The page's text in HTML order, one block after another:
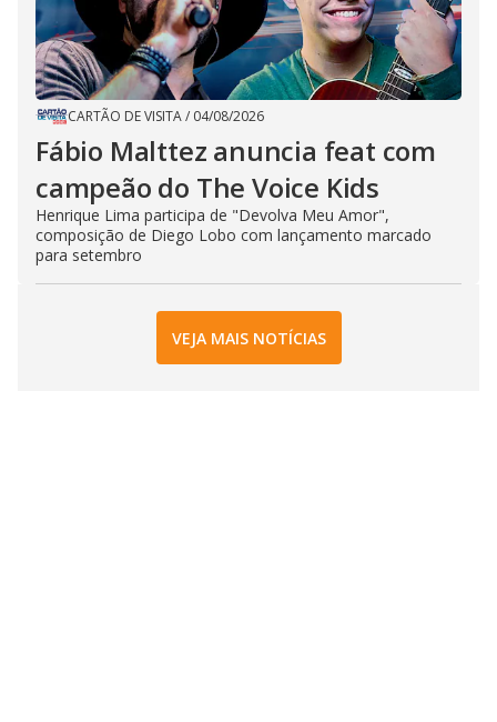
CARTÃO DE VISITA/ 04/08/2026
Fábio Malttez anuncia feat com
campeão do The Voice Kids
Henrique Lima participa de "Devolva Meu Amor",
composição de Diego Lobo com lançamento marcado
para setembro
VEJA MAIS NOTÍCIAS